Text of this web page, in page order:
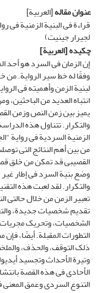
عنوان مقاله[العربیة]
قراءة فی البنیة الزمنیة فی
لجیرار جینیت)
چکیده[العربیة]
إن الزمان فی السرد هو أحد
وفقًا له خط سیر الروایة.
لبنیة الزمن وأهمیته فی
انتباه العدید من
یمیز بین زمن النص وزمن
والتکرار. تتناول هذه
الزمنیة السردیة فی روایة
من بین أهم النتائج التی
القصیبی قد تمکن من خلق
وضع بنیة السرد فی إطار
والتکرار. لقد لعبت هذه
تعبیر الزمن من خلال حالتی
تقدیم شخصیات جدیدة،
الشخصیات، وتحریک مجریات
التطورات المقبلة. أیضًا،
ذلک التوقف، والحذف،
وتیرة الأحداث وتجسید
الأحادی فی هذه القصة
التنوع السردی وعمق